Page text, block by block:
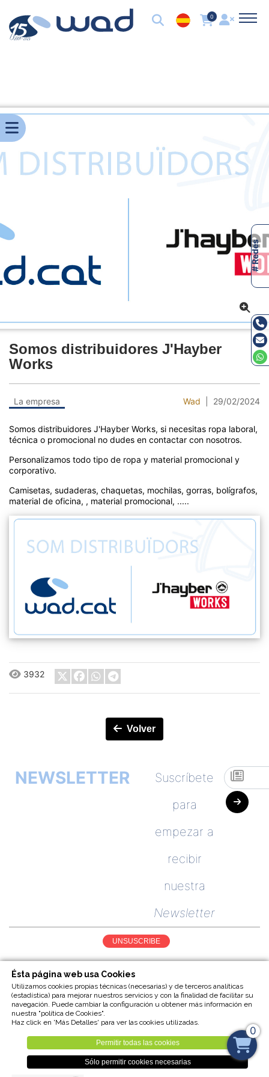
0
Somos distribuidores J'Hayber
Works
La empresa Wad | 29/02/2024
Somos distribuidores J'Hayber Works, si necesitas ropa laboral,
técnica o promocional no dudes en contactar con nosotros.
Personalizamos todo tipo de ropa y material promocional y
corporativo.
Camisetas, sudaderas, chaquetas, mochilas, gorras, bolígrafos,
material de oficina, , material promocional, .....
3932
Volver
NEWSLETTER
Suscríbete
para
empezar a
recibir
nuestra
Newsletter
UNSUSCRIBE
Aviso legal Cookies Trabajos realizados Sitemap
0
# Redes
Ésta página web usa Cookies
Utilizamos cookies propias técnicas (necesarias) y de terceros analíticas
(estadística) para mejorar nuestros servicios y con la finalidad de facilitar su
navegación. Puede cambiar la configuración u obtener más información en
nuestra "política de Cookies".
Haz click en 'Más Detalles' para ver las cookies utilizadas.
Permitir todas las cookies
Sólo permitir cookies necesarias